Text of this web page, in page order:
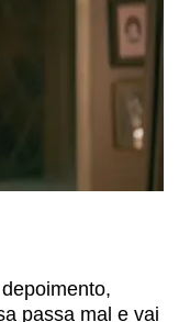
passa mal e vai